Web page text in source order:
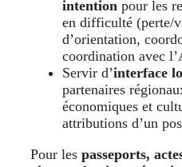
intention pour les
en difficulté (perte/
d’orientation,
coordination avec
Servir d’interface
partenaires
économiques et
attributions d’un
Pour les passeports,